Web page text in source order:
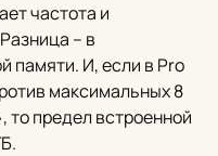
частота и
– в
памяти. И, если в Pro
максимальных 8
то предел встроенной